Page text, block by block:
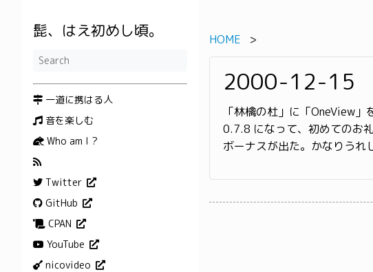
髭、はえ初めし頃。
一道に携はる人
音を楽しむ
Who am I ?
Twitter
GitHub
CPAN
YouTube
nicovideo
HOME
2000-12-15
「林檎の杜」に「OneView
0.7.8 になって、初めてのお
ボーナスが出た。かなりうれ